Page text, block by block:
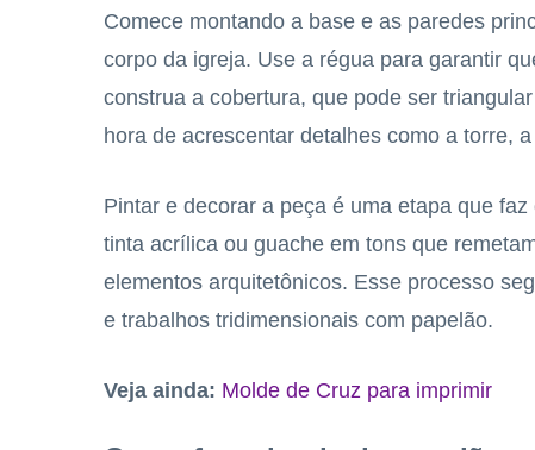
Comece montando a base e as paredes
corpo da igreja. Use a régua para garantir
construa a cobertura, que pode ser
hora de acrescentar detalhes como a torre,
Pintar e decorar a peça é uma etapa que
tinta acrílica ou guache em tons que
elementos arquitetônicos. Esse processo
e trabalhos tridimensionais com papelão.
Veja ainda: Molde de Cruz para imprimir